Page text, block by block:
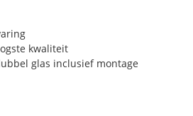
kwaliteit
glas inclusief montage